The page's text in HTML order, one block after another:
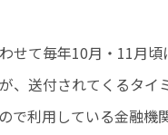
せて毎年10月・11月
、送付されてくるタイ
で利用している金融機